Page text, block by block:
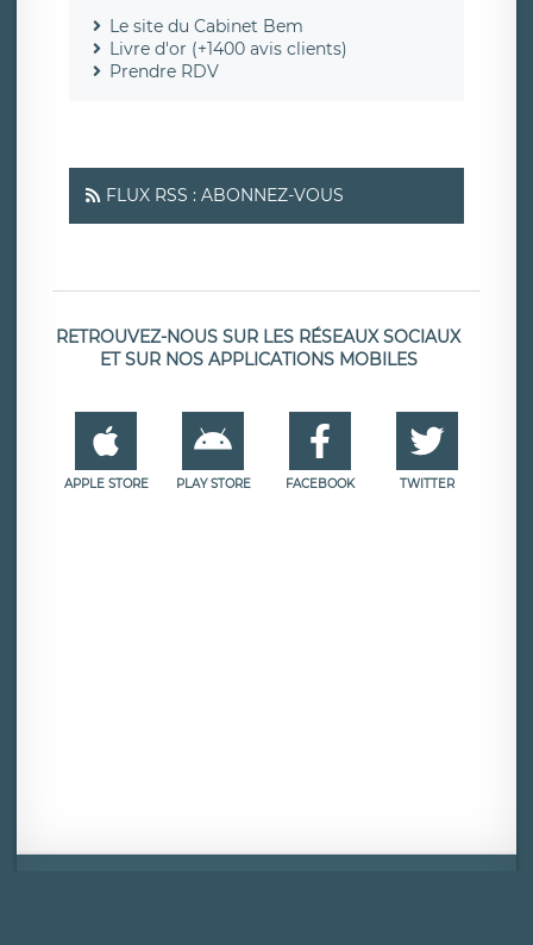
Le site du Cabinet Bem
Livre d'or (+1400 avis clients)
Prendre RDV
FLUX RSS : ABONNEZ-VOUS
RETROUVEZ-NOUS SUR LES RÉSEAUX SOCIAUX
ET SUR NOS APPLICATIONS MOBILES
APPLE STORE PLAY STORE FACEBOOK TWITTER